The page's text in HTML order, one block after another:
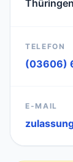
Thüringen
TELEFON
(03606)
E-MAIL